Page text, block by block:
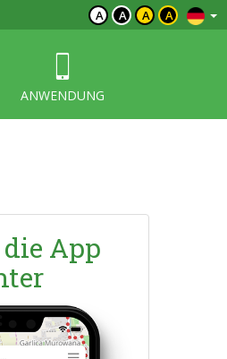
A A A A
ANWENDUNG
App